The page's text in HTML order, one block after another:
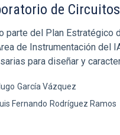
de
parte del Plan Estratégico
de Instrumentación del
para diseñar y
García Vázquez
Fernando Rodríguez Ramos